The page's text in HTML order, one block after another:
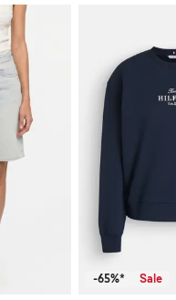
-65%* Sale